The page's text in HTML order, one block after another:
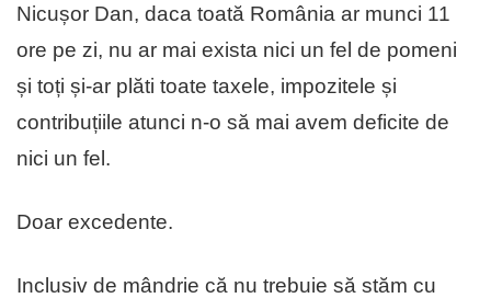
Nicușor Dan, daca toată România ar munci 11
ore pe zi, nu ar mai exista nici un fel de pomeni
și toți și-ar plăti toate taxele, impozitele și
contribuțiile atunci n-o să mai avem deficite de
nici un fel.
Doar excedente.
Inclusiv de mândrie că nu trebuie să stăm cu